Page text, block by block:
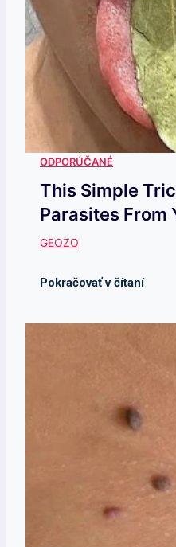
This Simple
Parasites From